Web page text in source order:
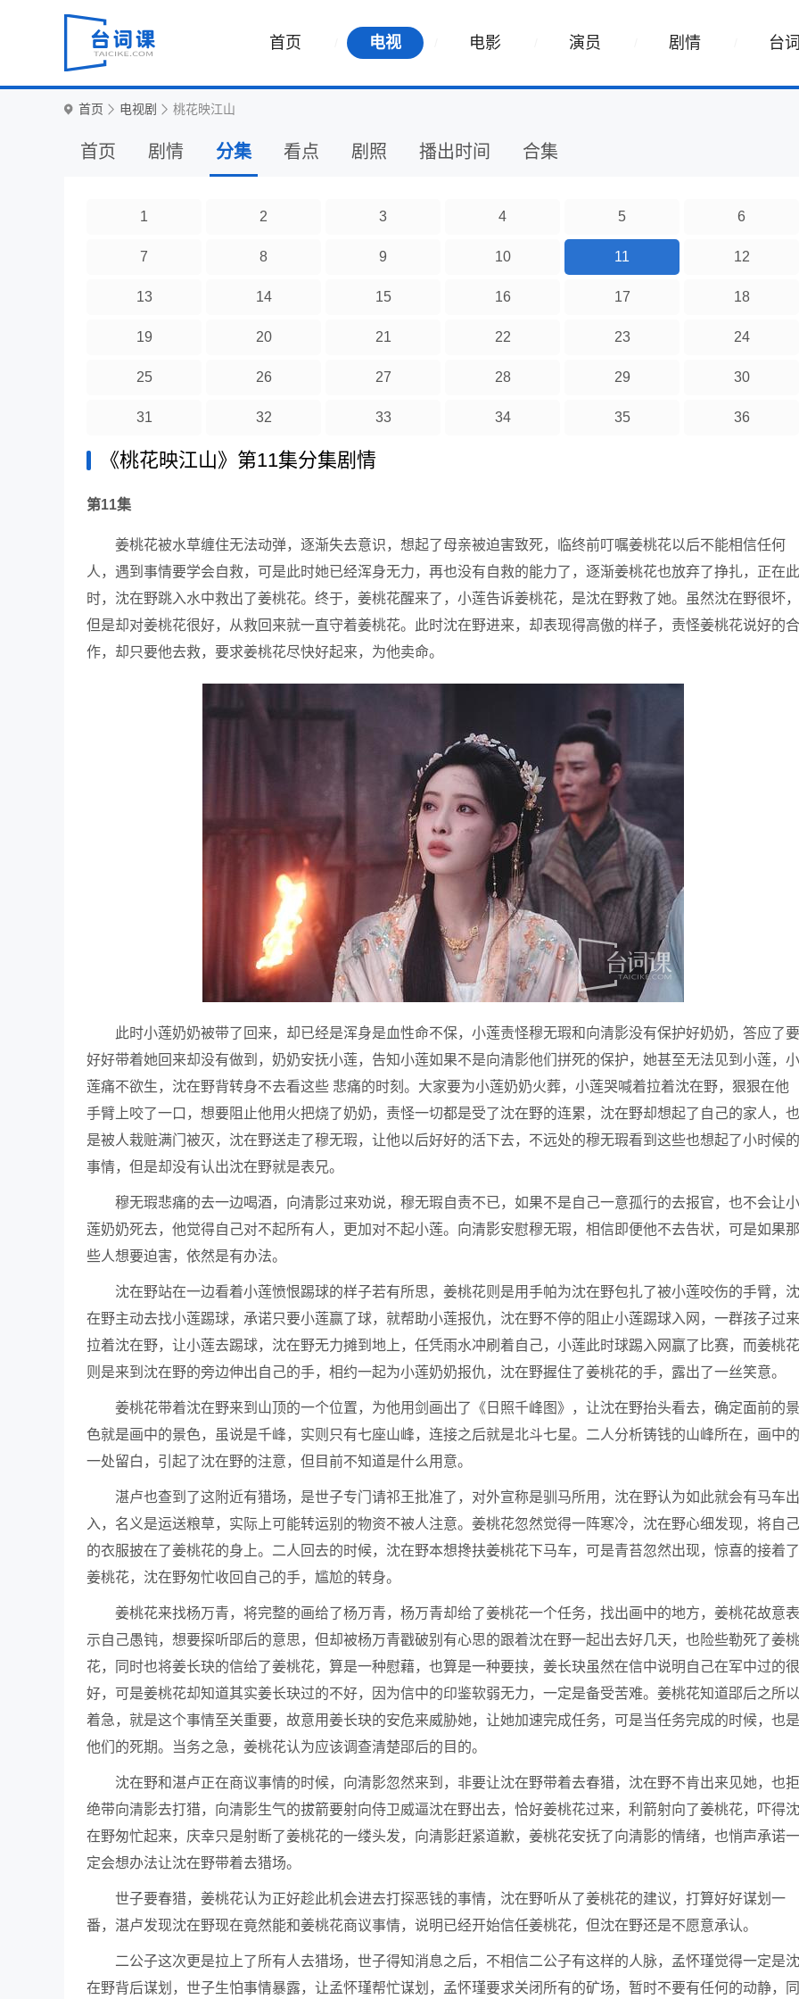
首页 电视 电影 演员 剧情 台词
首页 电视剧 桃花映江山
首页 剧情 分集 看点 剧照 播出时间 合集
1 2 3 4 5 6
7 8 9 10 11 12
13 14 15 16 17 18
19 20 21 22 23 24
25 26 27 28 29 30
31 32 33 34 35 36
《桃花映江山》第11集分集剧情
第11集
姜桃花被水草缠住无法动弹，逐渐失去意识，想起了母亲被迫害致死，临终前叮嘱姜桃花以后不能相信任何
人，遇到事情要学会自救，可是此时她已经浑身无力，再也没有自救的能力了，逐渐姜桃花也放弃了挣扎，正在此
时，沈在野跳入水中救出了姜桃花。终于，姜桃花醒来了，小莲告诉姜桃花，是沈在野救了她。虽然沈在野很坏，
但是却对姜桃花很好，从救回来就一直守着姜桃花。此时沈在野进来，却表现得高傲的样子，责怪姜桃花说好的合
作，却只要他去救，要求姜桃花尽快好起来，为他卖命。
此时小莲奶奶被带了回来，却已经是浑身是血性命不保，小莲责怪穆无瑕和向清影没有保护好奶奶，答应了要
好好带着她回来却没有做到，奶奶安抚小莲，告知小莲如果不是向清影他们拼死的保护，她甚至无法见到小莲，小
莲痛不欲生，沈在野背转身不去看这些 悲痛的时刻。大家要为小莲奶奶火葬，小莲哭喊着拉着沈在野，狠狠在他
手臂上咬了一口，想要阻止他用火把烧了奶奶，责怪一切都是受了沈在野的连累，沈在野却想起了自己的家人，也
是被人栽赃满门被灭，沈在野送走了穆无瑕，让他以后好好的活下去，不远处的穆无瑕看到这些也想起了小时候的
事情，但是却没有认出沈在野就是表兄。
穆无瑕悲痛的去一边喝酒，向清影过来劝说，穆无瑕自责不已，如果不是自己一意孤行的去报官，也不会让小
莲奶奶死去，他觉得自己对不起所有人，更加对不起小莲。向清影安慰穆无瑕，相信即便他不去告状，可是如果那
些人想要迫害，依然是有办法。
沈在野站在一边看着小莲愤恨踢球的样子若有所思，姜桃花则是用手帕为沈在野包扎了被小莲咬伤的手臂，沈
在野主动去找小莲踢球，承诺只要小莲赢了球，就帮助小莲报仇，沈在野不停的阻止小莲踢球入网，一群孩子过来
拉着沈在野，让小莲去踢球，沈在野无力摊到地上，任凭雨水冲刷着自己，小莲此时球踢入网赢了比赛，而姜桃花
则是来到沈在野的旁边伸出自己的手，相约一起为小莲奶奶报仇，沈在野握住了姜桃花的手，露出了一丝笑意。
姜桃花带着沈在野来到山顶的一个位置，为他用剑画出了《日照千峰图》，让沈在野抬头看去，确定面前的景
色就是画中的景色，虽说是千峰，实则只有七座山峰，连接之后就是北斗七星。二人分析铸钱的山峰所在，画中的
一处留白，引起了沈在野的注意，但目前不知道是什么用意。
湛卢也查到了这附近有猎场，是世子专门请祁王批准了，对外宣称是驯马所用，沈在野认为如此就会有马车出
入，名义是运送粮草，实际上可能转运别的物资不被人注意。姜桃花忽然觉得一阵寒冷，沈在野心细发现，将自己
的衣服披在了姜桃花的身上。二人回去的时候，沈在野本想搀扶姜桃花下马车，可是青苔忽然出现，惊喜的接着了
姜桃花，沈在野匆忙收回自己的手，尴尬的转身。
姜桃花来找杨万青，将完整的画给了杨万青，杨万青却给了姜桃花一个任务，找出画中的地方，姜桃花故意表
示自己愚钝，想要探听郘后的意思，但却被杨万青戳破别有心思的跟着沈在野一起出去好几天，也险些勒死了姜桃
花，同时也将姜长玦的信给了姜桃花，算是一种慰藉，也算是一种要挟，姜长玦虽然在信中说明自己在军中过的很
好，可是姜桃花却知道其实姜长玦过的不好，因为信中的印鉴软弱无力，一定是备受苦难。姜桃花知道郘后之所以
着急，就是这个事情至关重要，故意用姜长玦的安危来威胁她，让她加速完成任务，可是当任务完成的时候，也是
他们的死期。当务之急，姜桃花认为应该调查清楚郘后的目的。
沈在野和湛卢正在商议事情的时候，向清影忽然来到，非要让沈在野带着去春猎，沈在野不肯出来见她，也拒
绝带向清影去打猎，向清影生气的拔箭要射向侍卫威逼沈在野出去，恰好姜桃花过来，利箭射向了姜桃花，吓得沈
在野匆忙起来，庆幸只是射断了姜桃花的一缕头发，向清影赶紧道歉，姜桃花安抚了向清影的情绪，也悄声承诺一
定会想办法让沈在野带着去猎场。
世子要春猎，姜桃花认为正好趁此机会进去打探恶钱的事情，沈在野听从了姜桃花的建议，打算好好谋划一
番，湛卢发现沈在野现在竟然能和姜桃花商议事情，说明已经开始信任姜桃花，但沈在野还是不愿意承认。
二公子这次更是拉上了所有人去猎场，世子得知消息之后，不相信二公子有这样的人脉，孟怀瑾觉得一定是沈
在野背后谋划，世子生怕事情暴露，让孟怀瑾帮忙谋划，孟怀瑾要求关闭所有的矿场，暂时不要有任何的动静，同